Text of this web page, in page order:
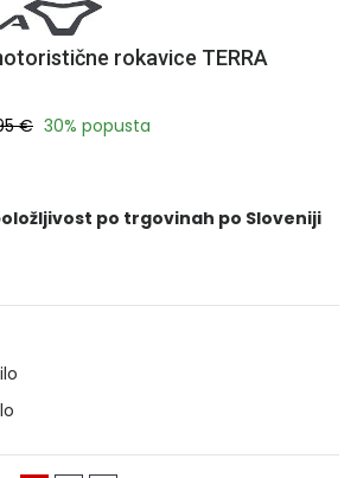
rokavice TERRA
€ 30% popusta
po trgovinah po Sloveniji